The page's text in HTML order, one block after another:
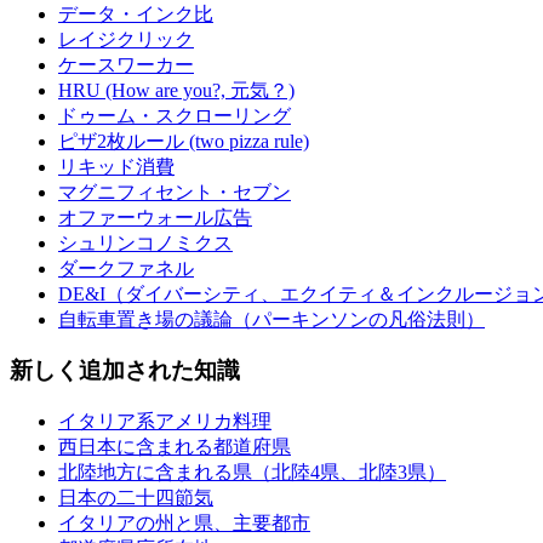
データ・インク比
レイジクリック
ケースワーカー
HRU (How are you?, 元気？)
ドゥーム・スクローリング
ピザ2枚ルール (two pizza rule)
リキッド消費
マグニフィセント・セブン
オファーウォール広告
シュリンコノミクス
ダークファネル
DE&I（ダイバーシティ、エクイティ＆インクルージョ
自転車置き場の議論（パーキンソンの凡俗法則）
新しく追加された知識
イタリア系アメリカ料理
西日本に含まれる都道府県
北陸地方に含まれる県（北陸4県、北陸3県）
日本の二十四節気
イタリアの州と県、主要都市